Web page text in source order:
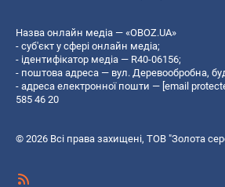
Назва онлайн медіа — «OBOZ.UA»
- суб'єкт у сфері онлайн медіа;
- ідентифікатор медіа — R40-06156;
- поштова адреса — вул. Деревообробна,
- адреса електронної пошти — [email
585 46 20
© 2026 Всі права захищені, ТОВ "Золота